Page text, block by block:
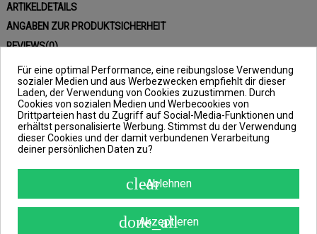
ARTIKELDETAILS
ANGABEN ZUR PRODUKTSICHERHEIT
REVIEWS(0)
Stinger 15mm Method
Feeder
Länge: 15mm, inkl. Silikon-
Hakenadapter
Für eine optimal Performance, eine reibungslose Verwendung
sozialer Medien und aus Werbezwecken empfiehlt dir dieser
Laden, der Verwendung von Cookies zuzustimmen. Durch
Cookies von sozialen Medien und Werbecookies von
Drittparteien hast du Zugriff auf Social-Media-Funktionen und
erhältst personalisierte Werbung. Stimmst du der Verwendung
dieser Cookies und der damit verbundenen Verarbeitung
deiner persönlichen Daten zu?
clearAblehnen
done_all
Akzeptieren